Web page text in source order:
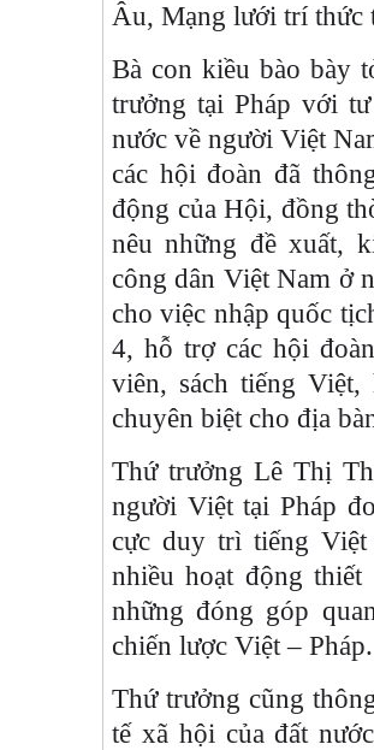
Âu, Mạng lưới trí thức
Bà con kiều bào bày
trưởng tại Pháp với
nước về người Việt
các hội đoàn đã
động của Hội, đồng
nêu những đề xuất,
công dân Việt Nam ở
cho việc nhập quốc
4, hỗ trợ các hội
viên, sách tiếng
chuyên biệt cho địa
Thứ trưởng Lê Thị
người Việt tại Pháp
cực duy trì tiếng Việt
nhiều hoạt động
những đóng góp
chiến lược Việt –
Thứ trưởng cũng
tế xã hội của đất